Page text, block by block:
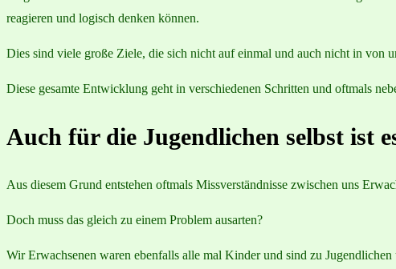
reagieren und logisch denken können.
Dies sind viele große Ziele, die sich nicht auf einmal und auch nicht in von
Diese gesamte Entwicklung geht in verschiedenen Schritten und oftmals
Auch für die Jugendlichen selbst ist
Aus diesem Grund entstehen oftmals Missverständnisse zwischen uns
Doch muss das gleich zu einem Problem ausarten?
Wir Erwachsenen waren ebenfalls alle mal Kinder und sind zu